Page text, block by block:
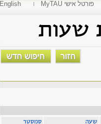
English MyTAU פורטל אישי